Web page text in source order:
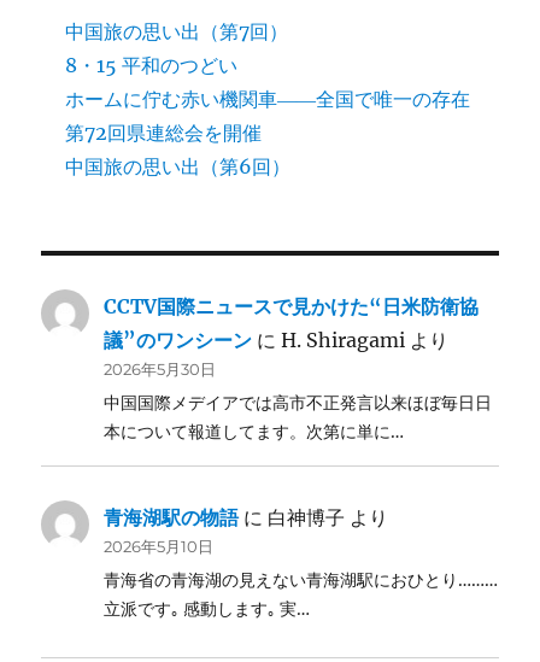
中国旅の思い出（第7回）
8・15 平和のつどい
ホームに佇む赤い機関車――全国で唯一の存在
第72回県連総会を開催
中国旅の思い出（第6回）
CCTV国際ニュースで見かけた“日米防衛協
議”のワンシーン にH. Shiragami より
2026年5月30日
中国国際メデイアでは高市不正発言以来ほぼ毎日日
本について報道してます。次第に単に…
青海湖駅の物語に 白神博子 より
2026年5月10日
青海省の青海湖の見えない青海湖駅におひとり………
立派です｡ 感動します｡ 実…